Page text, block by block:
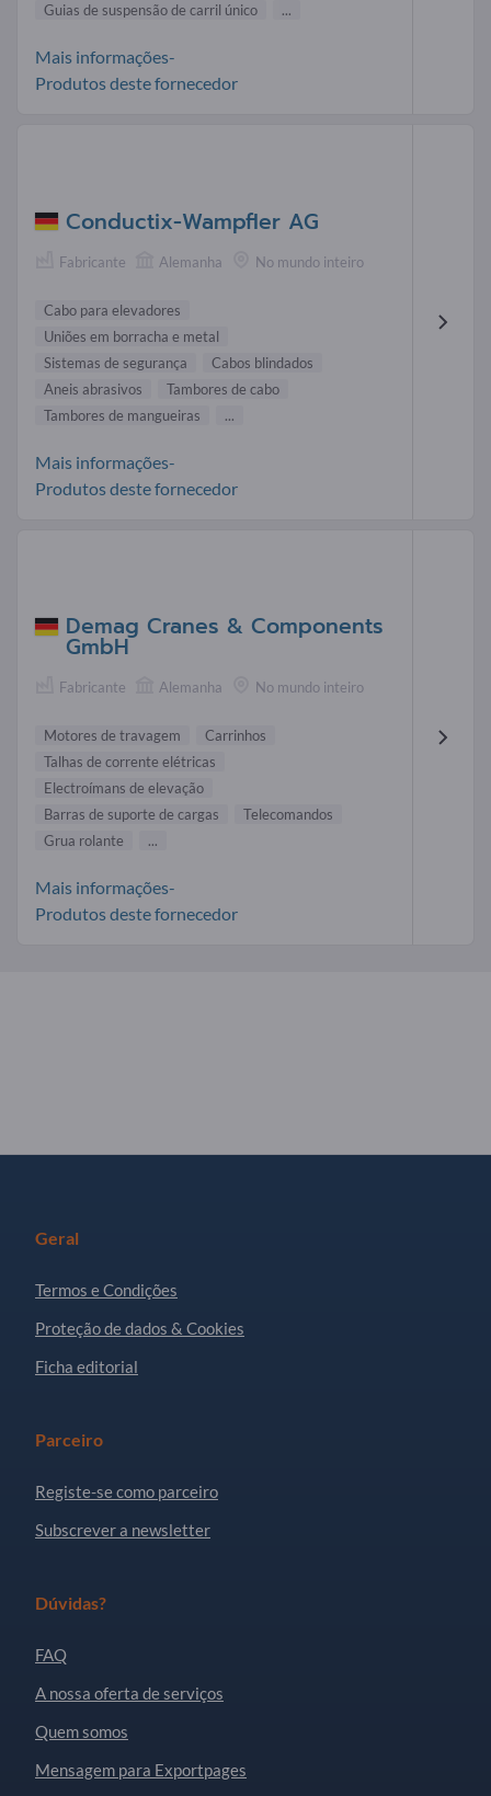
Guias de suspensão de carril único
...
Mais informações-
Produtos deste fornecedor
Conductix-Wampfler AG
Fabricante Alemanha No mundo inteiro
Cabo para elevadores
Uniões em borracha e metal
Sistemas de segurança
Cabos blindados
Aneis abrasivos
Tambores de cabo
Tambores de mangueiras
...
Mais informações-
Produtos deste fornecedor
Demag Cranes & Components
GmbH
Fabricante Alemanha No mundo inteiro
Motores de travagem
Carrinhos
Talhas de corrente elétricas
Electroímans de elevação
Barras de suporte de cargas
Telecomandos
Grua rolante
...
Mais informações-
Produtos deste fornecedor
Geral
Termos e Condições
Proteção de dados & Cookies
Ficha editorial
Parceiro
Registe-se como parceiro
Subscrever a newsletter
Dúvidas?
FAQ
A nossa oferta de serviços
Quem somos
Mensagem para Exportpages